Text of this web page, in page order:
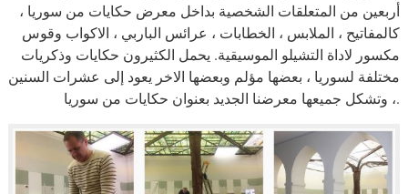
أربعين من المتعلقات الشخصية بداخل معرض حكايات من سوريا ،
كالمفاتيح ، الملابس ، الخطابات ، عرائس الباربي ، الاكواب وقوس
مكسور لاداة التشيلو الموسيقية. يحمل الكثيرون حكايات وذكريات
مختلفة لسوريا ، بعضها مؤلم وبعضها الاخر يعود إلى عشرات السنين
، وتشكل جميعها معرضنا الجديد بعنوان حكايات من سوريا.